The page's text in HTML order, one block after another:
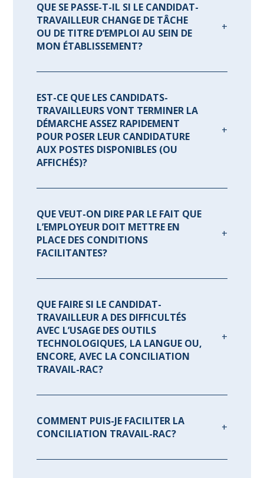
QUE SE PASSE-T-IL SI LE CANDIDAT-
TRAVAILLEUR CHANGE DE TÂCHE
OU DE TITRE D’EMPLOI AU SEIN DE
MON ÉTABLISSEMENT?
EST-CE QUE LES CANDIDATS-
TRAVAILLEURS VONT TERMINER LA
DÉMARCHE ASSEZ RAPIDEMENT
POUR POSER LEUR CANDIDATURE
AUX POSTES DISPONIBLES (OU
AFFICHÉS)?
QUE VEUT-ON DIRE PAR LE FAIT QUE
L’EMPLOYEUR DOIT METTRE EN
PLACE DES CONDITIONS
FACILITANTES?
QUE FAIRE SI LE CANDIDAT-
TRAVAILLEUR A DES DIFFICULTÉS
AVEC L’USAGE DES OUTILS
TECHNOLOGIQUES, LA LANGUE OU,
ENCORE, AVEC LA CONCILIATION
TRAVAIL-RAC?
COMMENT PUIS-JE FACILITER LA
CONCILIATION TRAVAIL-RAC?